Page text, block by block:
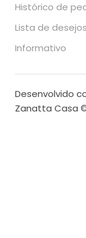
Histórico de
Lista de desejos
Informativo
Desenvolvido
Zanatta Casa